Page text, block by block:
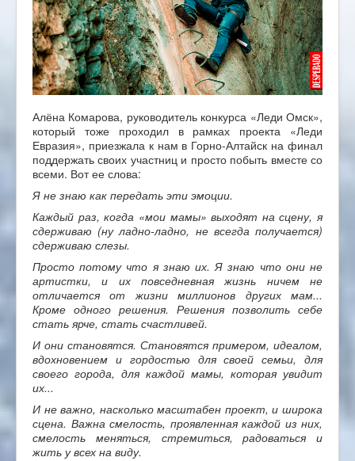
Алёна Комарова, руководитель конкурса «Леди Омск»,
который тоже проходил в рамках проекта «Леди
Евразия», приезжала к нам в Горно-Алтайск на финал
поддержать своих участниц и просто побыть вместе со
всеми. Вот ее слова:
Я не знаю как передать эти эмоции.
Каждый раз, когда «мои мамы» выходят на сцену, я
сдерживаю (ну ладно-ладно, не всегда получается)
сдерживаю слезы.
Просто потому что я знаю их. Я знаю что они не
артистки, и их повседневная жизнь ничем не
отличается от жизни миллионов других мам...
Кроме одного решения. Решения позволить себе
стать ярче, стать счастливей.
И они становятся. Становятся примером, идеалом,
вдохновением и гордостью для своей семьи, для
своего города, для каждой мамы, которая увидит
их...
И не важно, насколько масштабен проект, и широка
сцена. Важна смелость, проявленная каждой из них,
смелость меняться, стремиться, радоваться и
жить у всех на виду.